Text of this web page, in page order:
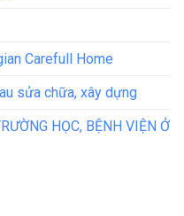
Carefull Home
sửa chữa, xây dựng
HỌC, BỆNH VIỆN Ở